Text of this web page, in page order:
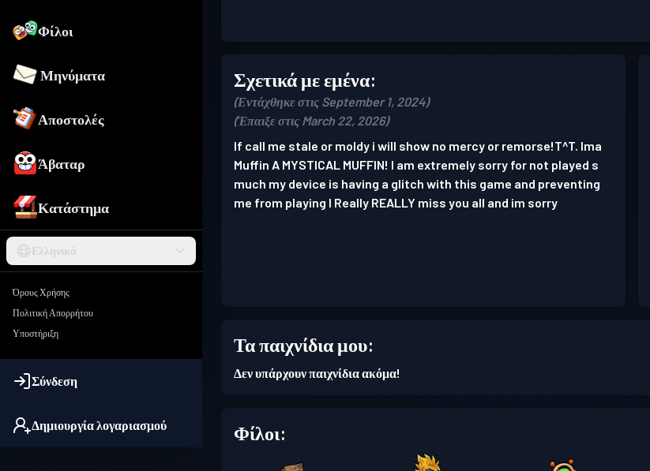
Φίλοι
Μηνύματα
Αποστολές
Άβαταρ
Κατάστημα
Ελληνικά
Όρους Χρήσης
Πολιτική Απορρήτου
Υποστήριξη
Σύνδεση
Δημιουργία λογαριασμού
Σχετικά με εμένα:
(Εντάχθηκε στις September 1, 2024)
(Έπαιξε στις March 22, 2026)
If call me stale or moldy i will show no mercy or remorse!T^T. Ima
Muffin A MYSTICAL MUFFIN! I am extremely sorry for not played s
much my device is having a glitch with this game and preventing
me from playing I Really REALLY miss you all and im sorry
Τα παιχνίδια μου:
Δεν υπάρχουν παιχνίδια ακόμα!
Φίλοι: